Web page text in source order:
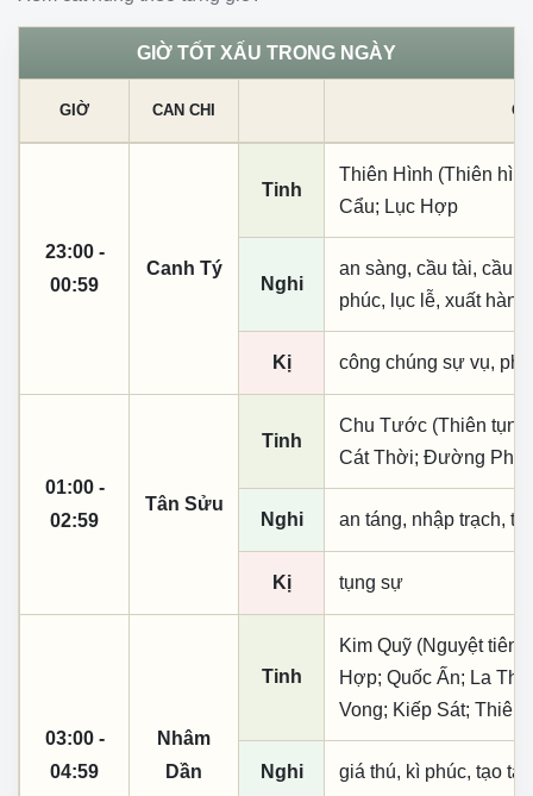
GIỜ TỐT XẤU TRONG NGÀY
GIỜ CAN CHI
23:00 -
00:59
Canh Tý
Tinh
Thiên Hình (Thiên
Cẩu; Lục Hợp
Nghi
an sàng, cầu tài, cầu
phúc, lục lễ, xuất
Kị công chúng sự vụ,
01:00 -
02:59
Tân Sửu
Tinh
Chu Tước (Thiên
Cát Thời; Đường Phù;
Nghi an táng, nhập trạch,
Kị tụng sự
03:00 -
04:59
Nhâm
Dần
Tinh
Kim Quỹ (Nguyệt
Hợp; Quốc Ấn; La
Vong; Kiếp Sát; Thiên
Nghi giá thú, kì phúc, tạo